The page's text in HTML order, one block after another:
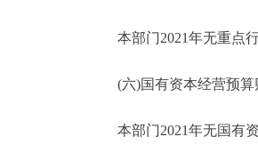
本部门2021年无重点行
(六)国有资本经营预算
本部门2021年无国有资